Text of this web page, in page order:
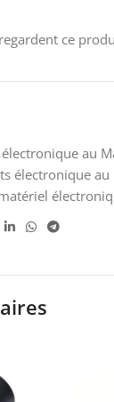
ce
au
électronique au